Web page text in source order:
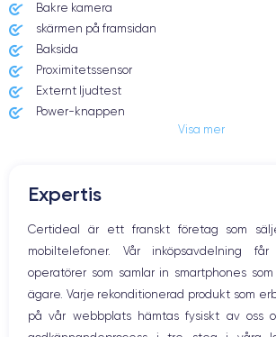
Bakre kamera
skärmen på framsidan
Baksida
Proximitetssensor
Externt ljudtest
Power-knappen
Högtalare
Hem-knappen
Bluetooth
WiFi
Nätverk
Vibration
Visa mer
Expertis
Certideal är ett franskt företag som
mobiltelefoner. Vår inköpsavdelning
operatörer som samlar in smartphones
ägare. Varje rekonditionerad produkt som
på vår webbplats hämtas fysiskt av oss